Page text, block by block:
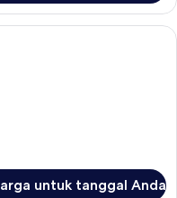
kedap cahaya, Wi-Fi gratis, dan
untuk tanggal Anda